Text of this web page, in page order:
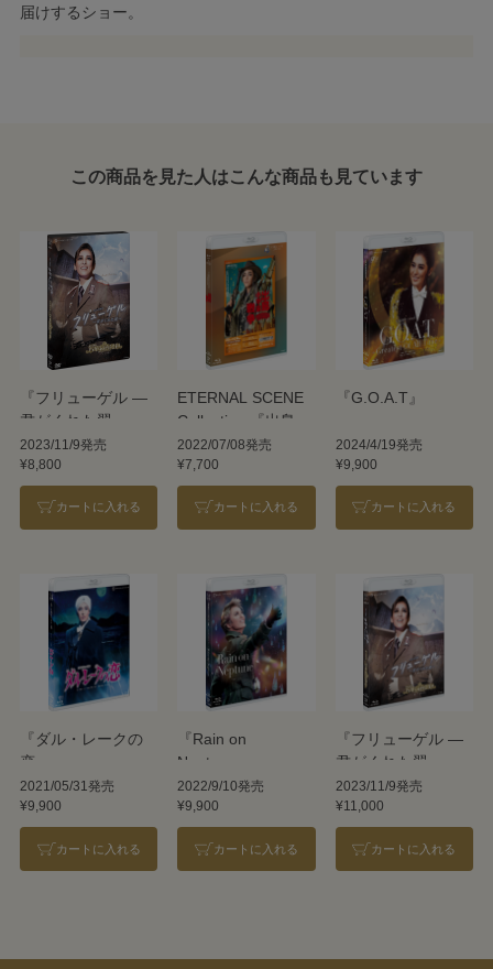
届けするショー。
この商品を見た人はこんな商品も見ています
『フリューゲル ―
君がくれた翼―』
『万華鏡百景色』
2023/11/9発売
¥8,800
カートに入れる
ETERNAL SCENE
Collection 『出島小
宇宙戦争』
2022/07/08発売
¥7,700
カートに入れる
『G.O.A.T』
2024/4/19発売
¥9,900
カートに入れる
『ダル・レークの
恋』
2021/05/31発売
¥9,900
カートに入れる
『Rain on
Neptune』
2022/9/10発売
¥9,900
カートに入れる
『フリューゲル ―
君がくれた翼―』
『万華鏡百景色』
2023/11/9発売
¥11,000
カートに入れる